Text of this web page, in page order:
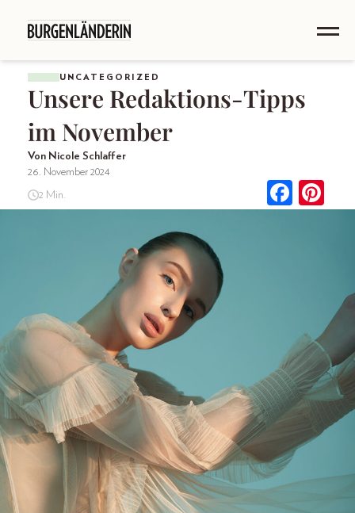
UNCATEGORIZED
Unsere Redaktions-Tipps
im November
Von Nicole Schlaffer
26. November 2024
2 Min.